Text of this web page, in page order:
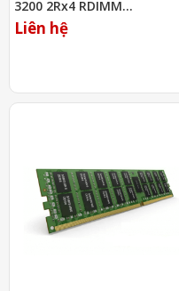
3200 2Rx4 RDIMM
(M393A4K40EB3-CWE)
Liên hệ